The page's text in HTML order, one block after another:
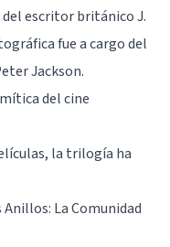
del escritor británico J.
fue a cargo del
Jackson.
del cine
la trilogía ha
Anillos: La Comunidad